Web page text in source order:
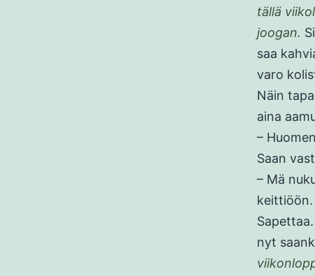
tällä
joogan.
saa
varo
Näin
aina
–
Saan
– Mä
keittiöön.
nyt